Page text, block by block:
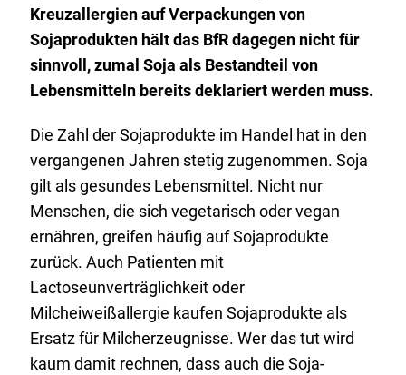
Kreuzallergien auf Verpackungen von
Sojaprodukten hält das BfR dagegen nicht für
sinnvoll, zumal Soja als Bestandteil von
Lebensmitteln bereits deklariert werden muss.
Die Zahl der Sojaprodukte im Handel hat in den
vergangenen Jahren stetig zugenommen. Soja
gilt als gesundes Lebensmittel. Nicht nur
Menschen, die sich vegetarisch oder vegan
ernähren, greifen häufig auf Sojaprodukte
zurück. Auch Patienten mit
Lactoseunverträglichkeit oder
Milcheiweißallergie kaufen Sojaprodukte als
Ersatz für Milcherzeugnisse. Wer das tut wird
kaum damit rechnen, dass auch die Soja-